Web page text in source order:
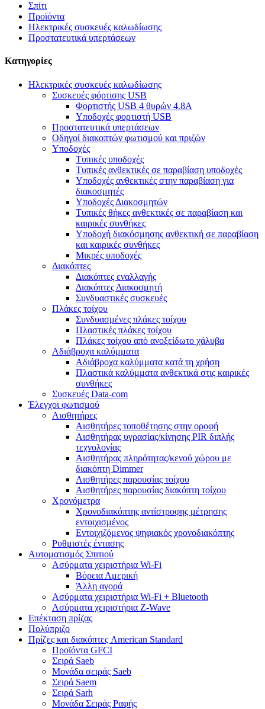
Σπίτι
Προϊόντα
Ηλεκτρικές συσκευές καλωδίωσης
Προστατευτικά υπερτάσεων
Κατηγορίες
Ηλεκτρικές συσκευές καλωδίωσης
Συσκευές φόρτισης USB
Φορτιστής USB 4 θυρών 4.8A
Υποδοχές φορτιστή USB
Προστατευτικά υπερτάσεων
Οδηγοί διακοπτών φωτισμού και πριζών
Υποδοχές
Τυπικές υποδοχές
Τυπικές ανθεκτικές σε παραβίαση υποδοχές
Υποδοχές ανθεκτικές στην παραβίαση για
διακοσμητές
Υποδοχές Διακοσμητών
Τυπικές θήκες ανθεκτικές σε παραβίαση και
καιρικές συνθήκες
Υποδοχή διακόσμησης ανθεκτική σε παραβίαση
και καιρικές συνθήκες
Μικρές υποδοχές
Διακόπτες
Διακόπτες εναλλαγής
Διακόπτες Διακοσμητή
Συνδυαστικές συσκευές
Πλάκες τοίχου
Συνδυασμένες πλάκες τοίχου
Πλαστικές πλάκες τοίχου
Πλάκες τοίχου από ανοξείδωτο χάλυβα
Αδιάβροχα καλύμματα
Αδιάβροχα καλύμματα κατά τη χρήση
Πλαστικά καλύμματα ανθεκτικά στις καιρικές
συνθήκες
Συσκευές Data-com
Έλεγχοι φωτισμού
Αισθητήρες
Αισθητήρες τοποθέτησης στην οροφή
Αισθητήρας υγρασίας/κίνησης PIR διπλής
τεχνολογίας
Αισθητήρας πληρότητας/κενού χώρου με
διακόπτη Dimmer
Αισθητήρες παρουσίας τοίχου
Αισθητήρες παρουσίας διακόπτη τοίχου
Χρονόμετρα
Χρονοδιακόπτης αντίστροφης μέτρησης
εντοιχισμένος
Εντοιχιζόμενος ψηφιακός χρονοδιακόπτης
Ρυθμιστές έντασης
Αυτοματισμός Σπιτιού
Ασύρματα χειριστήρια Wi-Fi
Βόρεια Αμερική
Άλλη αγορά
Ασύρματα χειριστήρια Wi-Fi + Bluetooth
Ασύρματα χειριστήρια Z-Wave
Επέκταση πρίζας
Πολύπριζο
Πρίζες και διακόπτες American Standard
Προϊόντα GFCI
Σειρά Saeb
Μονάδα σειράς Saeb
Σειρά Saem
Σειρά Sarh
Μονάδα Σειράς Ραφής